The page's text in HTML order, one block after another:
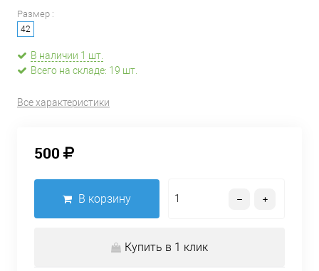
Размер :
42
В наличии 1 шт.
Всего на складе: 19 шт.
Все характеристики
500
В корзину
Купить в 1 клик